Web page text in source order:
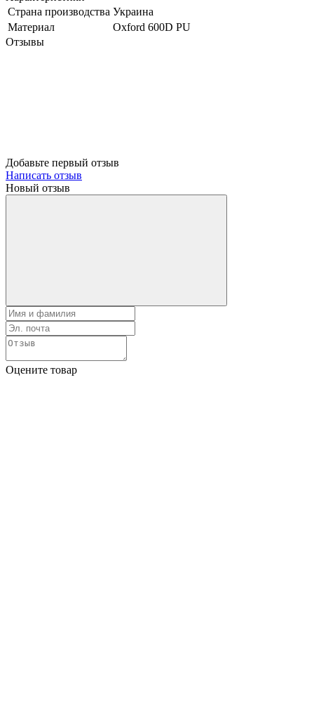
Страна производства Украина
Материал
Oxford 600D PU
Отзывы
Добавьте первый отзыв
Написать отзыв
Новый отзыв
Оцените товар